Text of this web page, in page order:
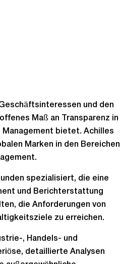
und den
Maß an Transparenz in
bietet. Achilles
Marken in den Bereichen
spezialisiert, die eine
und Berichterstattung
die Anforderungen von
zu erreichen.
, Handels- und
detaillierte Analysen